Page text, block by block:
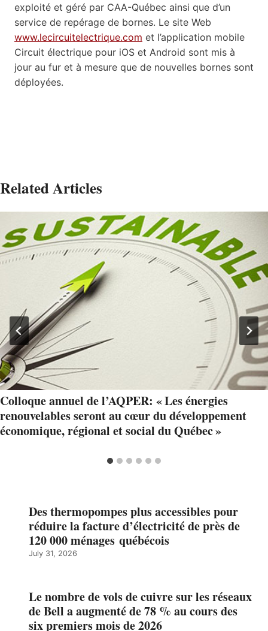
exploité et géré par CAA-Québec ainsi que d’un
service de repérage de bornes. Le site Web
www.lecircuitelectrique.com et l’application mobile
Circuit électrique pour iOS et Android sont mis à
jour au fur et à mesure que de nouvelles bornes sont
déployées.
Related Articles
Colloque annuel de l’AQPER: « Les énergies
renouvelables seront au cœur du développement
économique, régional et social du Québec »
Des thermopompes plus accessibles pour
réduire la facture d’électricité de près de
120 000 ménages québécois
July 31, 2026
Le nombre de vols de cuivre sur les réseaux
de Bell a augmenté de 78 % au cours des
six premiers mois de 2026